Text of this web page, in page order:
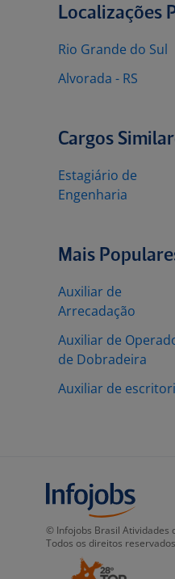
Localizações
Rio Grande do Sul
Alvorada - RS
Cargos
Estagiário de
Engenharia
Mais
Auxiliar de
Arrecadação
Auxiliar de
de Dobradeira
Auxiliar de
© Infojobs Brasil Atividades
Todos os direitos